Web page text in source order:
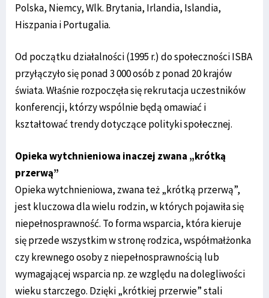
Polska, Niemcy, Wlk. Brytania, Irlandia, Islandia,
Hiszpania i Portugalia.
Od początku działalności (1995 r.) do społeczności ISBA
przyłączyło się ponad 3 000 osób z ponad 20 krajów
świata. Właśnie rozpoczęła się rekrutacja uczestników
konferencji, którzy wspólnie będą omawiać i
kształtować trendy dotyczące polityki społecznej.
Opieka wytchnieniowa inaczej zwana „krótką
przerwą”
Opieka wytchnieniowa, zwana też „krótką przerwą”,
jest kluczowa dla wielu rodzin, w których pojawiła się
niepełnosprawność. To forma wsparcia, która kieruje
się przede wszystkim w stronę rodzica, współmałżonka
czy krewnego osoby z niepełnosprawnością lub
wymagającej wsparcia np. ze względu na dolegliwości
wieku starczego. Dzięki „krótkiej przerwie” stali